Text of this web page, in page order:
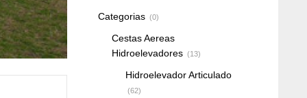
Categorias (0)
Cestas Aereas
Hidroelevadores (13)
Hidroelevador Articulado
(62)